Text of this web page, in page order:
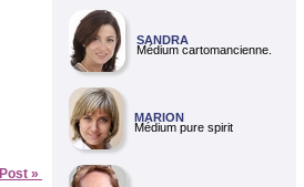
»
SANDRA
Médium cartomancienne.
MARION
Médium pure spirit